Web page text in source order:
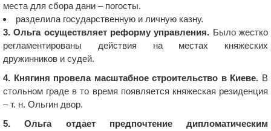
места для сбора дани – погосты.
разделила государственную и личную казну.
3. Ольга осуществляет реформу управления. Было жестко
регламентированы действия на местах княжеских
дружинников и судей.
4. Княгиня провела масштабное строительство в Киеве. В
стольном граде в то время появляется княжеская резиденция
– т. н. Ольгин двор.
5. Ольга отдает предпочтение дипломатическим